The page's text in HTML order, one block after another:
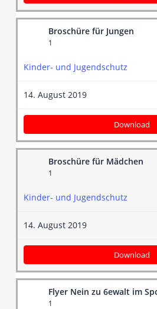
Broschüre für Jungen
1
Kinder- und Jugendschutz
14. August 2019
Download
Broschüre für Mädchen
1
Kinder- und Jugendschutz
14. August 2019
Download
Flyer Nein zu 6ewalt im
1